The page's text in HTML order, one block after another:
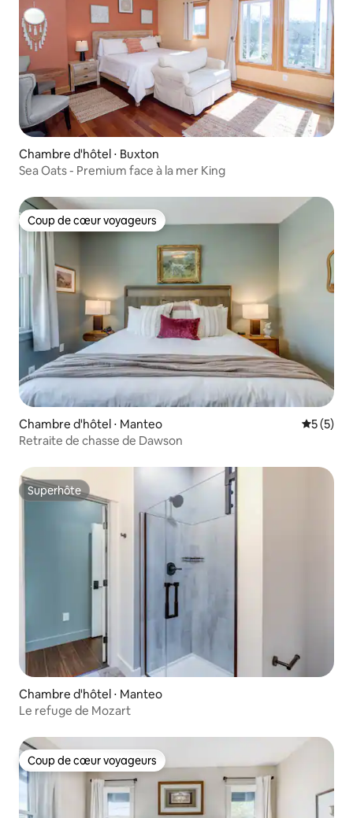
Chambre d'hôtel ⋅ Buxton
Sea Oats - Premium face à la mer King
Coup de cœur voyageurs
Coup de cœur voyageurs
Chambre d'hôtel ⋅ Manteo
5 (5)
Retraite de chasse de Dawson
Superhôte
Superhôte
Chambre d'hôtel ⋅ Manteo
Le refuge de Mozart
Coup de cœur voyageurs
Coup de cœur voyageurs